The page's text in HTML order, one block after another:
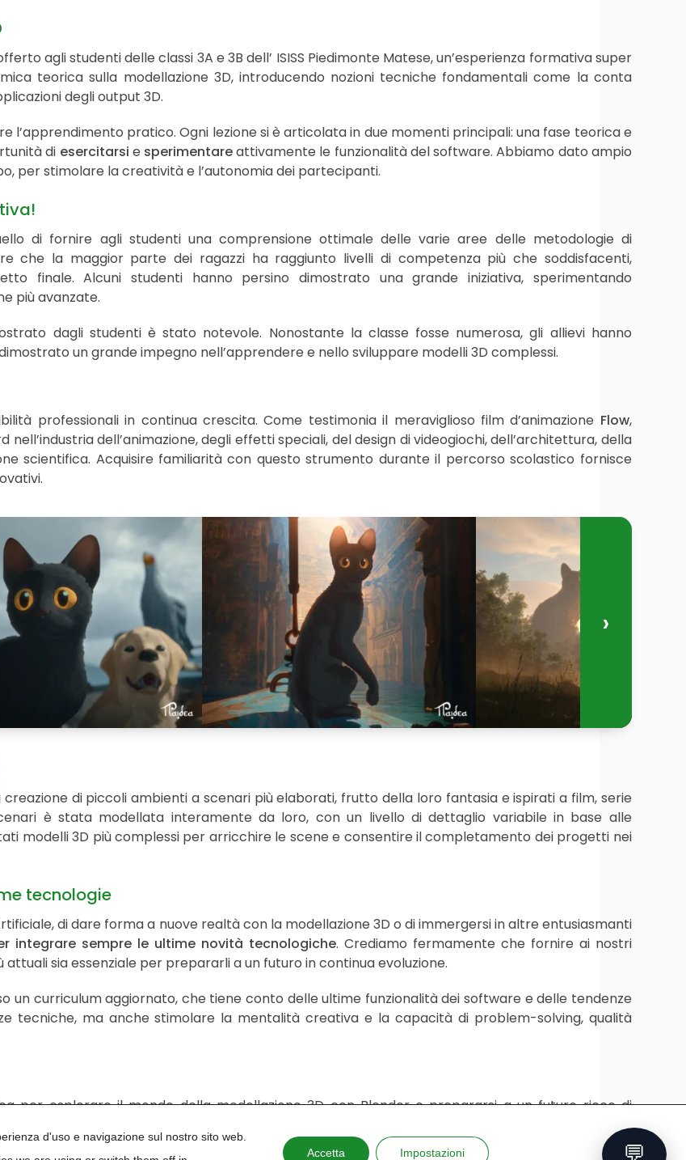
agli studenti delle classi 3A e 3B dell’ ISISS Piedimonte Matese, un’esperienza formativa super
teorica sulla modellazione 3D, introducendo nozioni tecniche fondamentali come la conta
degli output 3D.
l’apprendimento pratico. Ogni lezione si è articolata in due momenti principali: una fase teorica e
di esercitarsi e sperimentareattivamente le funzionalità del software. Abbiamo dato ampio
per stimolare la creatività e l’autonomia dei partecipanti.
di fornire agli studenti una comprensione ottimale delle varie aree delle metodologie di
che la maggior parte dei ragazzi ha raggiunto livelli di competenza più che soddisfacenti,
finale. Alcuni studenti hanno persino dimostrato una grande iniziativa, sperimentando
più avanzate.
dagli studenti è stato notevole. Nonostante la classe fosse numerosa, gli allievi hanno
un grande impegno nell’apprendere e nello sviluppare modelli 3D complessi.
professionali in continua crescita. Come testimonia il meraviglioso film d’animazione Flow,
dell’animazione, degli effetti speciali, del design di videogiochi, dell’architettura, della
scientifica. Acquisire familiarità con questo strumento durante il percorso scolastico fornisce
di piccoli ambienti a scenari più elaborati, frutto della loro fantasia e ispirati a film, serie
è stata modellata interamente da loro, con un livello di dettaglio variabile in base alle
modelli 3D più complessi per arricchire le scene e consentire il completamento dei progetti nei
tecnologie
di dare forma a nuove realtà con la modellazione 3D o di immergersi in altre entusiasmanti
integrare sempre le ultime novità tecnologiche. Crediamo fermamente che fornire ai nostri
sia essenziale per prepararli a un futuro in continua evoluzione.
un curriculum aggiornato, che tiene conto delle ultime funzionalità dei software e delle tendenze
tecniche, ma anche stimolare la mentalità creativa e la capacità di problem-solving, qualità
per esplorare il mondo della modellazione 3D con Blender e prepararsi a un futuro ricco di
! Saremo lieti di fornirti il nostro catalogo completo delle attività PNRR e PCTO, pensate per ispirare e
d'uso e navigazione sul nostro sito web.
Accetta Impostazioni